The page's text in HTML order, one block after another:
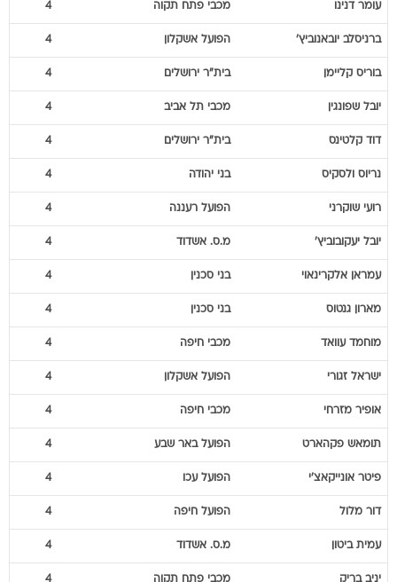
עומר דנינו מכבי פתח תקוה 4
ברניסלב יובאנוביץ' הפועל אשקלון 4
בוריס קליימן בית"ר ירושלים 4
יובל שפונגין מכבי תל אביב 4
דוד קלטינס בית"ר ירושלים 4
נריוס ולסקיס בני יהודה 4
רועי שוקרני הפועל רעננה 4
יובל יעקובוביץ' מ.ס. אשדוד 4
עמראן אלקרינאוי בני סכנין 4
מארון גנטוס בני סכנין 4
מוחמד עוואד מכבי חיפה 4
ישראל זגורי הפועל אשקלון 4
אופיר מזרחי מכבי חיפה 4
תומאש פקהארט הפועל באר שבע 4
פיטר אונייקאצ'י הפועל עכו 4
דור מלול הפועל חיפה 4
עמית ביטון מ.ס. אשדוד 4
יניב בריק מכבי פתח תקוה 4